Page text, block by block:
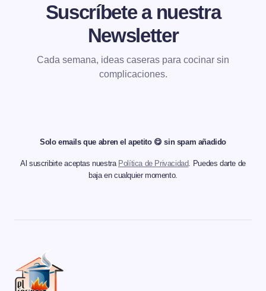
Suscríbete a nuestra
Newsletter
Cada semana, ideas caseras para cocinar sin
complicaciones.
Solo emails que abren el apetito 😋 sin spam añadido
Al suscribirte aceptas nuestra Política de Privacidad. Puedes darte de
baja en cualquier momento.